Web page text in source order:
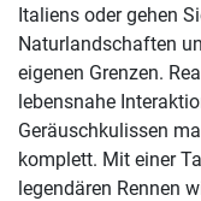
Italiens oder gehen
Naturlandschaften
eigenen Grenzen.
lebensnahe
Geräuschkulissen
komplett. Mit einer
legendären Rennen